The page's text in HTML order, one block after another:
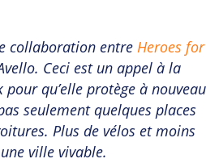
collaboration entre Heroes for
Ceci est un appel à la
qu’elle protège à nouveau
seulement quelques places
Plus de vélos et moins
ville vivable.